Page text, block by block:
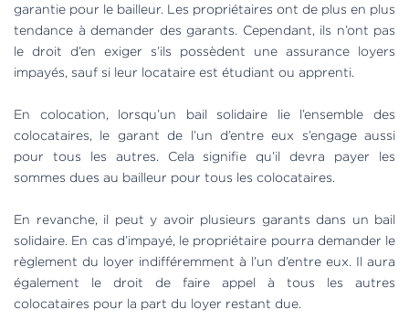
garantie pour le bailleur. Les propriétaires ont de plus en plus
tendance à demander des garants. Cependant, ils n’ont pas
le droit d’en exiger s’ils possèdent une assurance loyers
impayés, sauf si leur locataire est étudiant ou apprenti.
En colocation, lorsqu’un bail solidaire lie l’ensemble des
colocataires, le garant de l’un d’entre eux s’engage aussi
pour tous les autres. Cela signifie qu’il devra payer les
sommes dues au bailleur pour tous les colocataires.
En revanche, il peut y avoir plusieurs garants dans un bail
solidaire. En cas d’impayé, le propriétaire pourra demander le
règlement du loyer indifféremment à l’un d’entre eux. Il aura
également le droit de faire appel à tous les autres
colocataires pour la part du loyer restant due.